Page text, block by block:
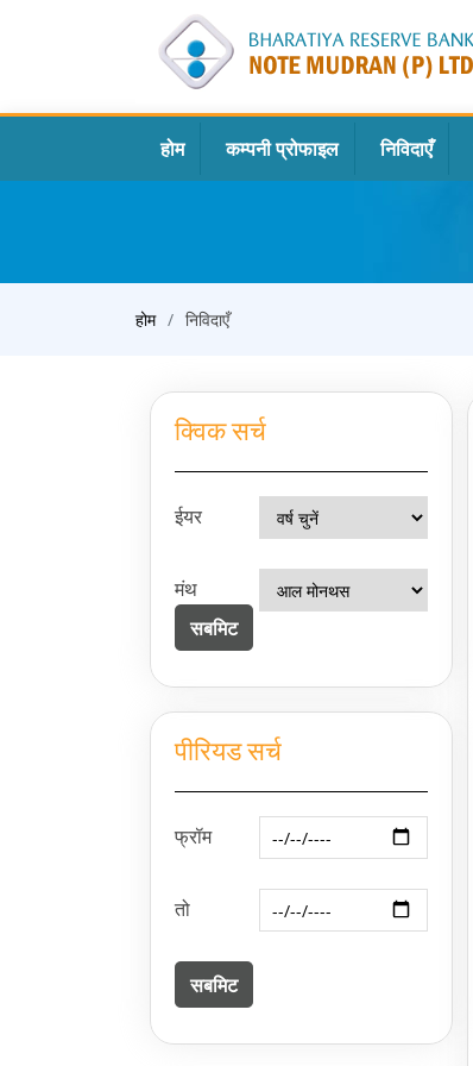
होम कम्पनी प्रोफाइल निविदाएँ
होम निविदाएँ
क्विक सर्च
ईयर
मंथ
पीरियड सर्च
फ्रॉम
तो